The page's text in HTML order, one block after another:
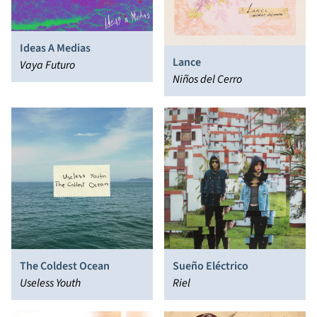
Ideas A Medias
Vaya Futuro
Lance
Niños del Cerro
The Coldest Ocean
Useless Youth
Sueño Eléctrico
Riel